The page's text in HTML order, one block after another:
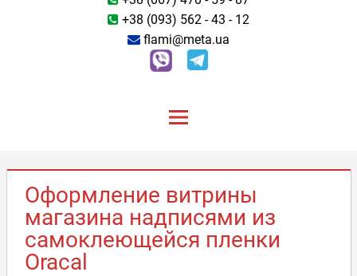
+38 (093) 562 - 43 - 12
flami@meta.ua
Оформление витрины
магазина надписями из
самоклеющейся пленки
Oracal